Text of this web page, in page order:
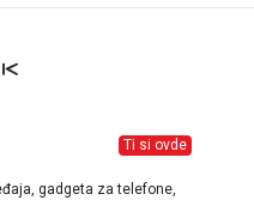
Ti si ovde
gadgeta za telefone,